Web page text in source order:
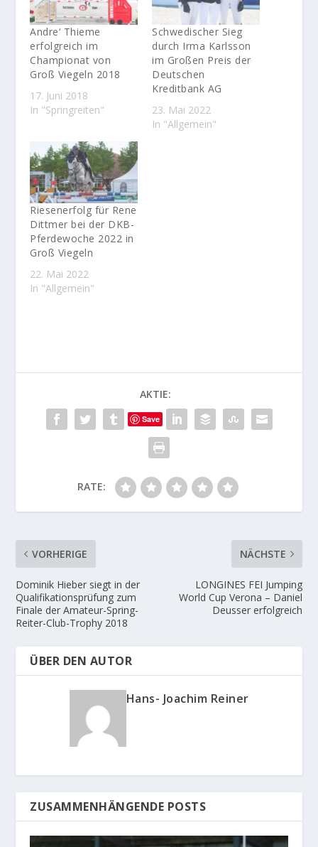
Andre‘ Thieme
erfolgreich im
Championat von
Groß Viegeln 2018
17. Juni 2018
In "Springreiten"
Schwedischer Sieg
durch Irma Karlsson
im Großen Preis der
Deutschen
Kreditbank AG
23. Mai 2022
In "Allgemein"
Riesenerfolg für Rene
Dittmer bei der DKB-
Pferdewoche 2022 in
Groß Viegeln
22. Mai 2022
In "Allgemein"
AKTIE:
Save
RATE:
VORHERIGE
Dominik Hieber siegt in der
Qualifikationsprüfung zum
Finale der Amateur-Spring-
Reiter-Club-Trophy 2018
NÄCHSTE
LONGINES FEI Jumping
World Cup Verona – Daniel
Deusser erfolgreich
ÜBER DEN AUTOR
Hans- Joachim Reiner
ZUSAMMENHÄNGENDE POSTS